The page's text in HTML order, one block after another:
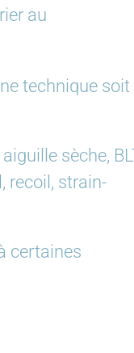
au
technique soit
sèche,
recoil, strain-
certaines